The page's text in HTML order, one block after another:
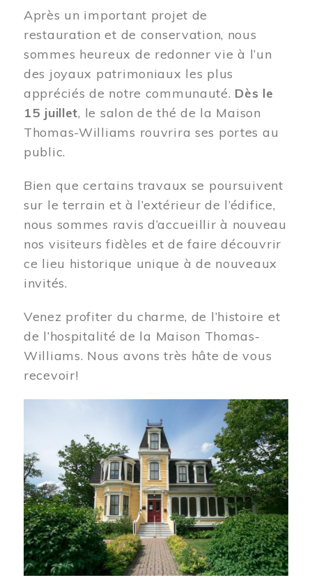
Après un important projet de
restauration et de conservation, nous
sommes heureux de redonner vie à l’un
des joyaux patrimoniaux les plus
appréciés de notre communauté. Dès le
15 juillet, le salon de thé de la Maison
Thomas-Williams rouvrira ses portes au
public.
Bien que certains travaux se poursuivent
sur le terrain et à l’extérieur de l’édifice,
nous sommes ravis d’accueillir à nouveau
nos visiteurs fidèles et de faire découvrir
ce lieu historique unique à de nouveaux
invités.
Venez profiter du charme, de l’histoire et
de l’hospitalité de la Maison Thomas-
Williams. Nous avons très hâte de vous
recevoir!